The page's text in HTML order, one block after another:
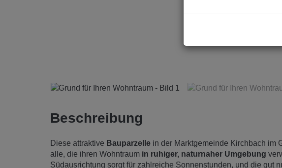
Beschreibung
Diese attraktive Bauparzelle in der Marktgemeinde Kirchbach im
alle, die ihren Wohntraum in ruhiger, naturnaher Umgebung
Südausrichtung sorgt für zahlreiche Sonnenstunden, und die gut